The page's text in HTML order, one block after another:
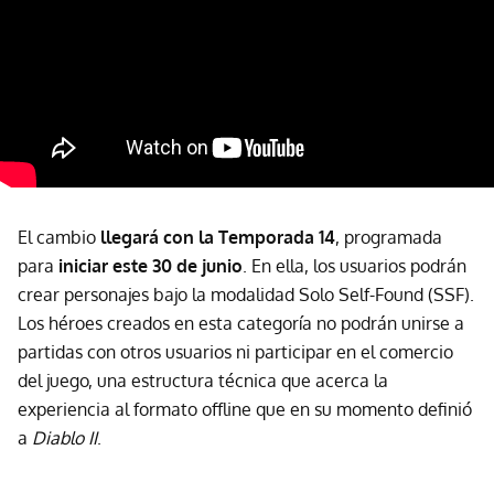
El cambio llegará con la Temporada 14, programada
para iniciar este 30 de junio. En ella, los usuarios podrán
crear personajes bajo la modalidad Solo Self-Found (SSF).
Los héroes creados en esta categoría no podrán unirse a
partidas con otros usuarios ni participar en el comercio
del juego, una estructura técnica que acerca la
experiencia al formato offline que en su momento definió
a Diablo II.